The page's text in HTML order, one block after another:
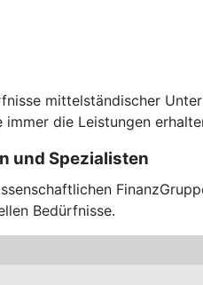
mittelständischer
die Leistungen
und Spezialisten
Bedürfnisse.